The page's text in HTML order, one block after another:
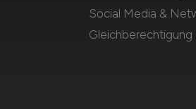
Social Media &
Gleichberechtigung